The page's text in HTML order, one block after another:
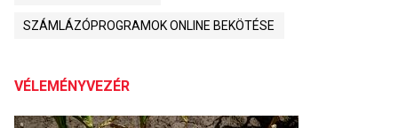
SZÁMLÁZÓPROGRAMOK ONLINE BEKÖTÉSE
VÉLEMÉNYVEZÉR